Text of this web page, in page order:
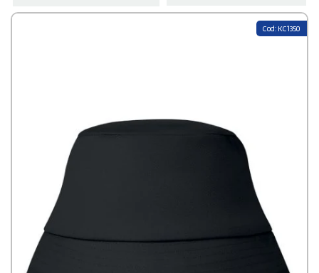
personnalisercomme bon vous semble :bobsen coton pour un
pour une ambiance
. Comme ça, vous validez les visuels en toute
tranquillité, vous pouvez ajuster les couleurs, la taille du logo, ou tout
ce que vous voulez. On fait les choses bien, sans stress. Et côté prix ?
Plus vous en commandez, plus ça devient intéressant grâce à nos
tarifs dégressifs
. Idéal si vous organisez une grosse opération ou
que vous voulez équiper toute une équipe. Et cerise sur le gâteau : la
livraison est 100 % gratuite en France
, peu importe la taille de
votre commande. Bref, si vous cherchez un moyen original, sympa et
efficace pour faire rayonner votre marque, le chapeau personnalisé est
clairement une super idée. Passez faire un tour sur Stampasi.fr, on
s’occupe du reste — avec le sourire!
Cod: KC1350